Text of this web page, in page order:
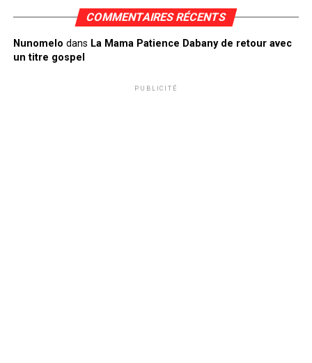
COMMENTAIRES RÉCENTS
Nunomelo dans La Mama Patience Dabany de retour avec
un titre gospel
PUBLICITÉ